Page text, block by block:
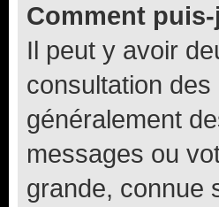
Comment
Il peut y avoir
consultation
généralement
messages ou
grande, connue